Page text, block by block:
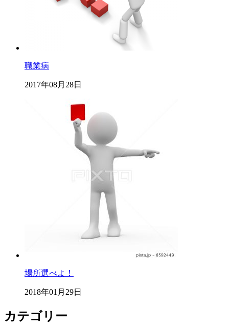
職業病
2017年08月28日
場所選べよ！
2018年01月29日
カテゴリー